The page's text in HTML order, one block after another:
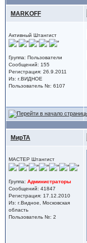
MARKOFF
Активный Штангист
Группа: Пользователи
Сообщений: 155
Регистрация: 26.9.2011
Из: г.ВИДНОЕ
Пользователь №: 6107
МирТА
МАСТЕР Штангист
Группа: Администраторы
Сообщений: 41847
Регистрация: 17.12.2010
Из: г.Видное, Московская
область
Пользователь №: 2